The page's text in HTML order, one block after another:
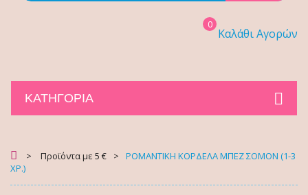
Καλάθι Αγορών
0
ΚΑΤΗΓΟΡΊΑ
> Προϊόντα με 5 € >
ΡΟΜΑΝΤΙΚΗ ΚΟΡΔΕΛΑ ΜΠΕΖ ΣΟΜΟΝ (1-3
ΧΡ.)